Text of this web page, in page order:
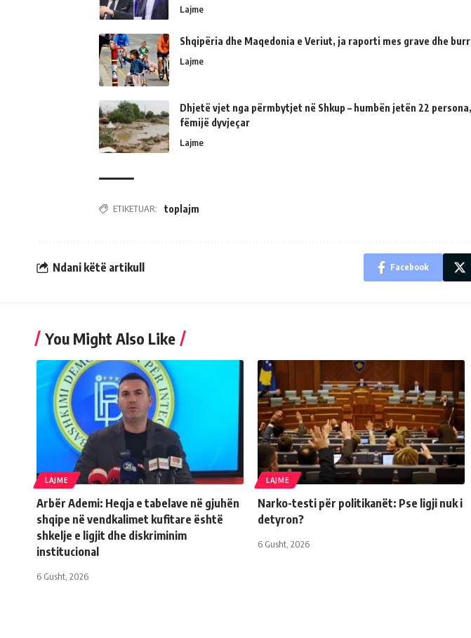
Lajme
Shqipëria dhe Maqedonia e Veriut, ja raporti mes grave dhe
Lajme
Dhjetë vjet nga përmbytjet në Shkup – humbën jetën 22
fëmijë dyvjeçar
Lajme
ETIKETUAR: toplajm
Ndani këtë artikull Facebook
You Might Also Like
LAJME
Arbër Ademi: Heqja e tabelave në gjuhën
shqipe në vendkalimet kufitare është
shkelje e ligjit dhe diskriminim
institucional
6 Gusht, 2026
LAJME
Narko-testi për politikanët: Pse ligji nuk i
detyron?
6 Gusht, 2026